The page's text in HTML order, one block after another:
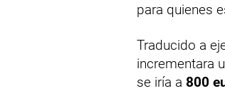
para quienes
Traducido a
incrementara
se iría a 800